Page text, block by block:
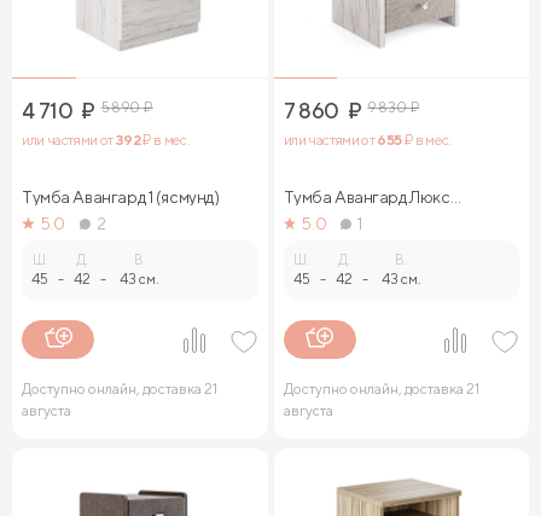
4 710 ₽ 5 890₽
или частями от392₽ в мес.
Тумба Авангард 1 (ясмунд)
5.0
2
45 -
Д.
42 -
В.
43 см.
Доступно онлайн, доставка 21
августа
7 860 ₽ 9 830₽
или частями от655₽ в мес.
Тумба Авангард Люкс
(ясмунд)
5.0 1
45 -
Д.
42 -
В.
43 см.
Доступно онлайн, доставка 21
августа